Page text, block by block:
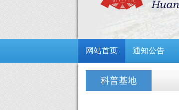
网站首页 通知公告
科普基地